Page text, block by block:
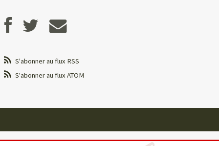
S'abonner au flux RSS
S'abonner au flux ATOM